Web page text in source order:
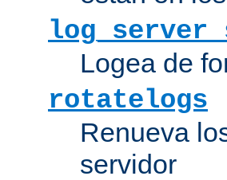
Logea de
rotatelogs
Renueva
servidor